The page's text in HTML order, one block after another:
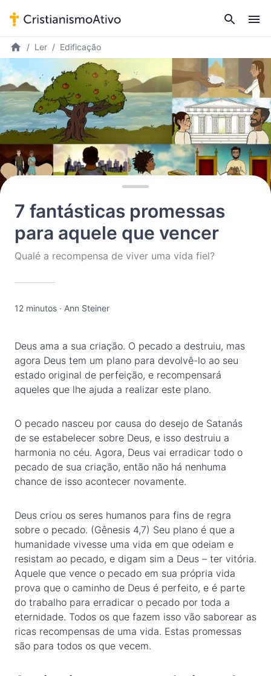
Ler Edificação
7 fantásticas promessas
para aquele que vencer
Qualé a recompensa de viver uma vida fiel?
12 minutos · Ann Steiner
Deus ama a sua criação. O pecado a destruiu, mas
agora Deus tem um plano para devolvê-lo ao seu
estado original de perfeição, e recompensará
aqueles que lhe ajuda a realizar este plano.
O pecado nasceu por causa do desejo de Satanás
de se estabelecer sobre Deus, e isso destruiu a
harmonia no céu. Agora, Deus vai erradicar todo o
pecado de sua criação, então não há nenhuma
chance de isso acontecer novamente.
Deus criou os seres humanos para fins de regra
sobre o pecado. (Gênesis 4,7) Seu plano é que a
humanidade vivesse uma vida em que odeiam e
resistam ao pecado, e digam sim a Deus – ter vitória.
Aquele que vence o pecado em sua própria vida
prova que o caminho de Deus é perfeito, e é parte
do trabalho para erradicar o pecado por toda a
eternidade. Todos os que fazem isso vão saborear as
ricas recompensas de uma vida. Estas promessas
são para todos os que vecem.